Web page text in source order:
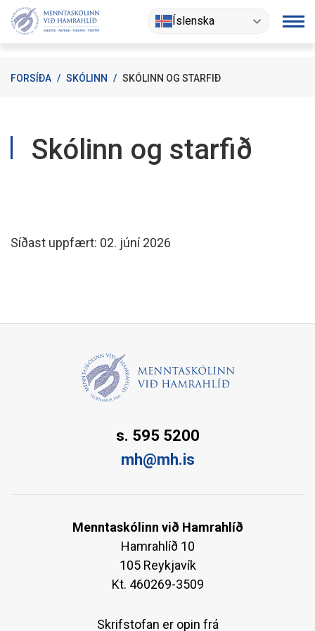
Fara
Íslenska
FORSÍÐA / SKÓLINN / SKÓLINN OG STARFIÐ
Skólinn og starfið
Síðast uppfært: 02. júní 2026
s. 595 5200
mh@mh.is
Menntaskólinn við Hamrahlíð
Hamrahlíð 10
105 Reykjavík
Kt. 460269-3509
Skrifstofan er opin frá